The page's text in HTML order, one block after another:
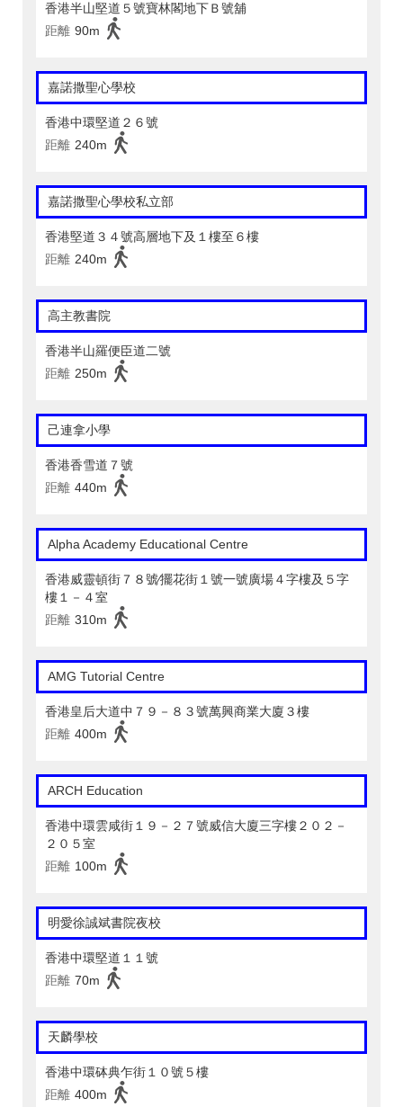
香港半山堅道５號寶林閣地下Ｂ號舖
距離 90m
嘉諾撒聖心學校
香港中環堅道２６號
距離 240m
嘉諾撒聖心學校私立部
香港堅道３４號高層地下及１樓至６樓
距離 240m
高主教書院
香港半山羅便臣道二號
距離 250m
己連拿小學
香港香雪道７號
距離 440m
Alpha Academy Educational Centre
香港威靈頓街７８號∕擺花街１號一號廣場４字樓及５字
樓１－４室
距離 310m
AMG Tutorial Centre
香港皇后大道中７９－８３號萬興商業大廈３樓
距離 400m
ARCH Education
香港中環雲咸街１９－２７號威信大廈三字樓２０２－
２０５室
距離 100m
明愛徐誠斌書院夜校
香港中環堅道１１號
距離 70m
天麟學校
香港中環砵典乍街１０號５樓
距離 400m